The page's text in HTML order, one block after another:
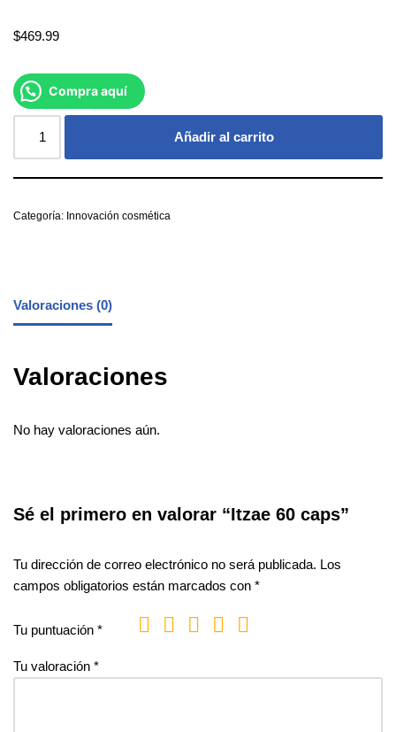
$469.99
Compra aquí
Añadir al carrito
Categoría: Innovación cosmética
Valoraciones (0)
Valoraciones
No hay valoraciones aún.
Sé el primero en valorar “Itzae 60 caps”
Tu dirección de correo electrónico no será publicada. Los
campos obligatorios están marcados con *
Tu puntuación *
Tu valoración *